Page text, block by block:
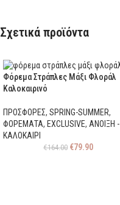
Σχετικά προϊόντα
Φόρεμα Στράπλες Μάξι Φλοράλ
Καλοκαιρινό
ΠΡΟΣΦΟΡΕΣ, SPRING-SUMMER,
ΦΟΡΕΜΑΤΑ, EXCLUSIVE, ΑΝΟΙΞΗ -
ΚΑΛΟΚΑΙΡΙ
€164.00 €79.90